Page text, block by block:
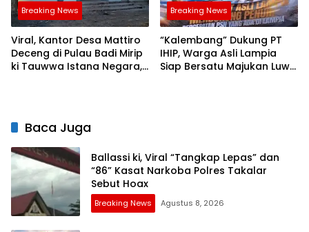
Breaking News
Viral, Kantor Desa Mattiro
Deceng di Pulau Badi Mirip
ki Tauwwa Istana Negara,
Breaking News
“Kalembang” Dukung PT
IHIP, Warga Asli Lampia
Siap Bersatu Majukan Luwu
Baca Juga
Ballassi ki, Viral “Tangkap Lepas” dan
“86” Kasat Narkoba Polres Takalar
Sebut Hoax
Breaking News Agustus 8, 2026